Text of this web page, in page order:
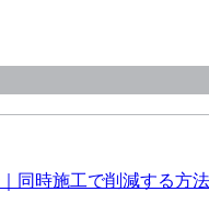
同時施工で削減する方法